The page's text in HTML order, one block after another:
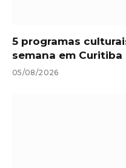
5 programas
semana em Curitiba
05/08/2026